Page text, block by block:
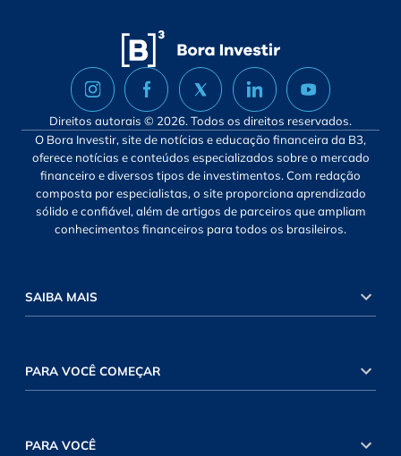
Direitos autorais © 2026. Todos os direitos reservados.
O Bora Investir, site de notícias e educação financeira da B3,
oferece notícias e conteúdos especializados sobre o mercado
financeiro e diversos tipos de investimentos. Com redação
composta por especialistas, o site proporciona aprendizado
sólido e confiável, além de artigos de parceiros que ampliam
conhecimentos financeiros para todos os brasileiros.
SAIBA MAIS
PARA VOCÊ COMEÇAR
PARA VOCÊ